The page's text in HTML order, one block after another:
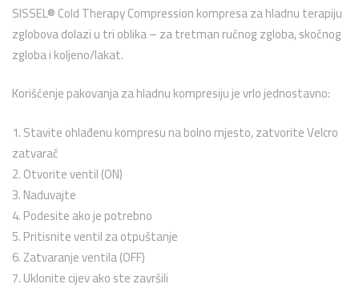
SISSEL® Cold Therapy Compression kompresa za hladnu terapiju
zglobova dolazi u tri oblika – za tretman ručnog zgloba, skočnog
zgloba i koljeno/lakat.
Korišćenje pakovanja za hladnu kompresiju je vrlo jednostavno:
1. Stavite ohlađenu kompresu na bolno mjesto, zatvorite Velcro
zatvarač
2. Otvorite ventil (ON)
3. Naduvajte
4. Podesite ako je potrebno
5. Pritisnite ventil za otpuštanje
6. Zatvaranje ventila (OFF)
7. Uklonite cijev ako ste završili